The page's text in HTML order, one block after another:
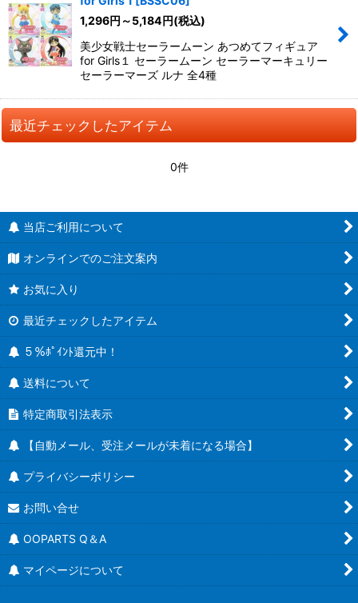
1,296円 ～5,184円(税込)
美少女戦士セーラームーン あつめてフィギュア
for Girls１ セーラームーン セーラーマーキュリー
セーラーマーズ ルナ 全4種
最近チェックしたアイテム
0件
当店ご利用について
オンラインでのご注文案内
お気に入り
最近チェックしたアイテム
５％ﾎﾟｲﾝﾄ還元中！
送料について
特定商取引法表示
【自動メール、受注メールが未着になる場合】
プライバシーポリシー
お問い合せ
OOPARTS Q＆A
マイページについて